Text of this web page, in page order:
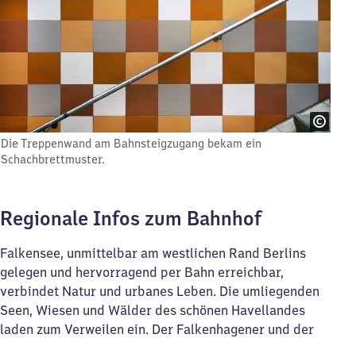
Die Treppenwand am Bahnsteigzugang bekam ein
Schachbrettmuster.
Regionale Infos zum Bahnhof
Falkensee, unmittelbar am westlichen Rand Berlins
gelegen und hervorragend per Bahn erreichbar,
verbindet Natur und urbanes Leben. Die umliegenden
Seen, Wiesen und Wälder des schönen Havellandes
laden zum Verweilen ein. Der Falkenhagener und der